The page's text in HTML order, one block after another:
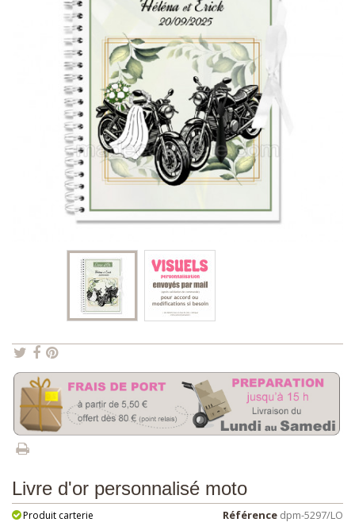
Livre d'or personnalisé moto
Référence dpm-5297/LO
Produit carterie